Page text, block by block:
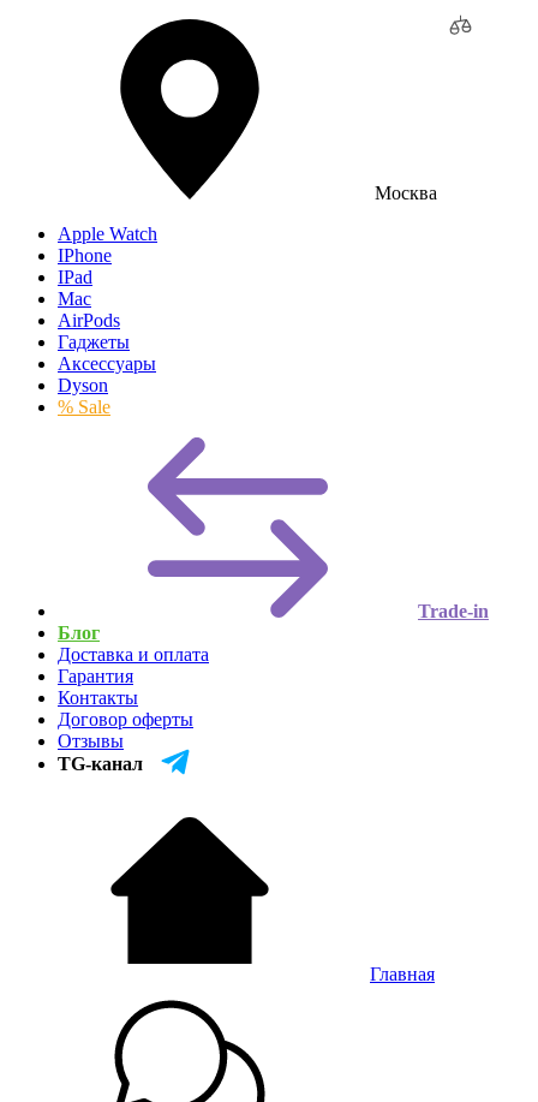
Москва
Apple Watch
IPhone
IPad
Mac
AirPods
Гаджеты
Аксессуары
Dyson
% Sale
Trade-in
Блог
Доставка и оплата
Гарантия
Контакты
Договор оферты
Отзывы
TG-канал
Главная